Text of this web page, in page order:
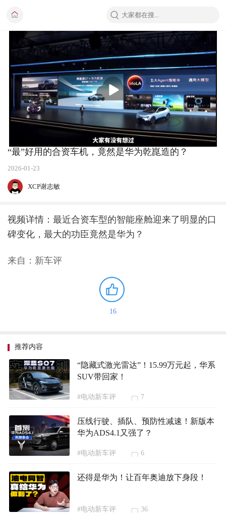
放
“最”好用的合资车机，竟然是华为乾崑造的？
2026-01-23
XCP谢志敏
视频详情：最近合资车型的智能座舱迎来了明显的口
碑变化，最大的功臣竟然是华为？
来自：新车评
16
推荐内容
“隐藏式激光雷达”！15.99万元起，华系
SUV带回家！
#电动新车评 7
压线行驶、插队、预防性减速！新版本
华为ADS4.1又强了？
#电动新车评 6
还得是华为！让百年奥迪放下身段！
#电动新车评 36